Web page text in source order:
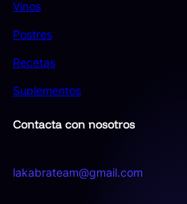
Vinos
Postres
Recetas
Suplementos
Contacta con nosotros
lakabrateam@gmail.com